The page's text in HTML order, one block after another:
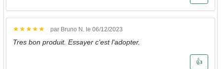
★★★★★ par Bruno N. le 06/12/2023
Tres bon produit. Essayer c'est l'adopter.
👍